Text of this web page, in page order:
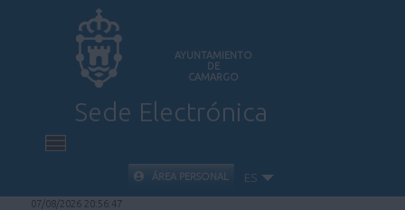
AYUNTAMIENTO
DE
CAMARGO
Sede Electrónica
INICIO
ÁREA PERSONAL ES
07/08/2026 20:56:48